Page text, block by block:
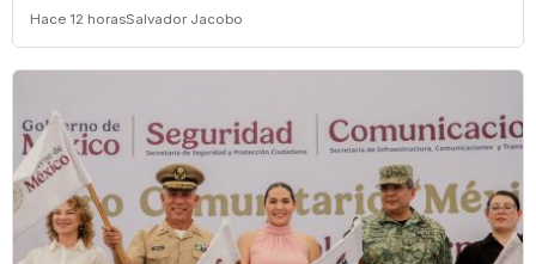
Hace 12 horasSalvador Jacobo